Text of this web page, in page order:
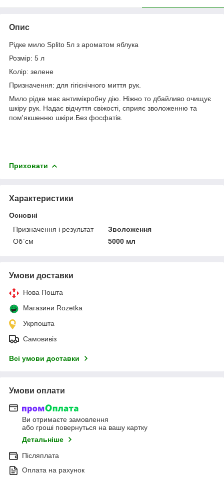
Опис
Рідке мило Splito 5л з ароматом яблука
Розмір: 5 л
Колір: зелене
Призначення: для гігієнічного миття рук.
Мило рідке має антимікробну дію. Ніжно то дбайливо очищує
шкіру рук. Надає відчуття свіжості, сприяє зволоженню та
пом'якшенню шкіри.Без фосфатів.
Приховати
Характеристики
Основні
Призначення і результат
Зволоження
Об`єм
5000 мл
Умови доставки
Нова Пошта
Магазини Rozetka
Укрпошта
Самовивіз
Всі умови доставки
Умови оплати
Ви отримаєте замовлення
або гроші повернуться на вашу картку
Детальніше
Післяплата
Оплата на рахунок